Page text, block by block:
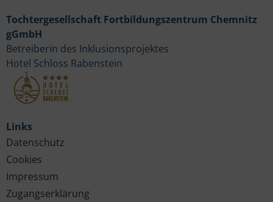
Links
Datenschutz
Cookies
Impressum
Zugangserklärung
Tochtergesellschaft Fortbildungszentrum Chemnitz
gGmbH
Betreiberin des Inklusionsprojektes
Hotel Schloss Rabenstein